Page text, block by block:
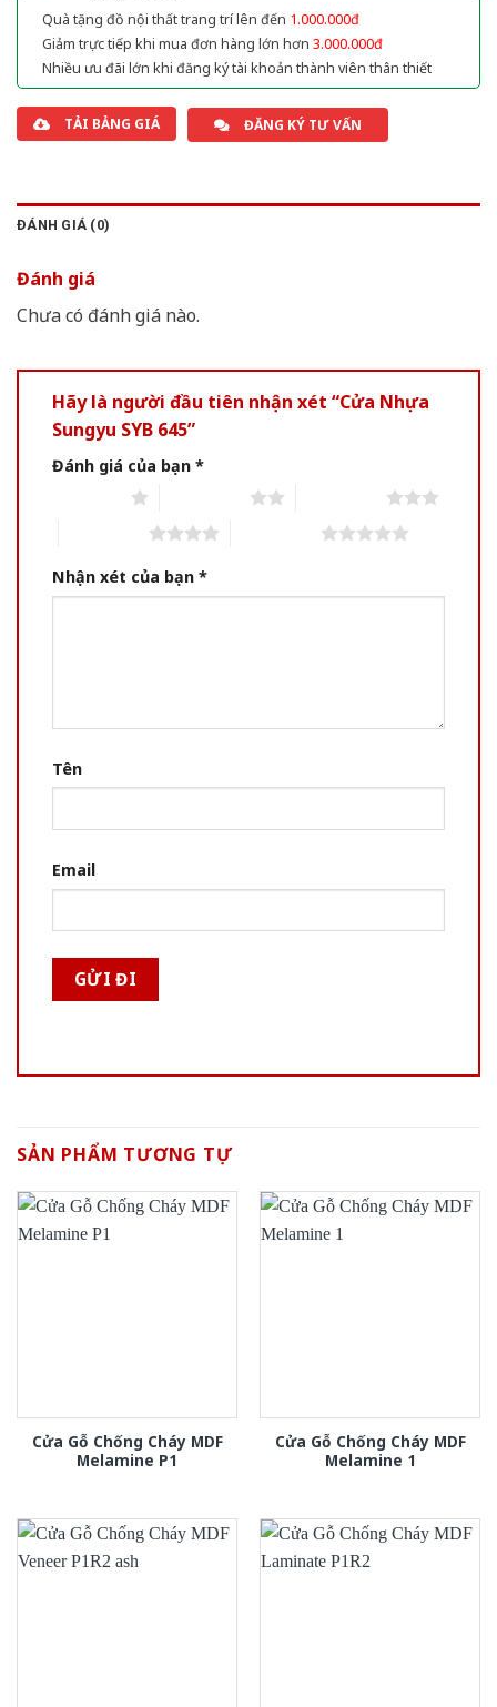
Quà tặng đồ nội thất trang trí lên đến 1.000.000đ
Giảm trực tiếp khi mua đơn hàng lớn hơn 3.000.000đ
Nhiều ưu đãi lớn khi đăng ký tài khoản thành viên thân thiết
TẢI BẢNG GIÁ ĐĂNG KÝ TƯ VẤN
ĐÁNH GIÁ (0)
Đánh giá
Chưa có đánh giá nào.
Hãy là người đầu tiên nhận xét “Cửa Nhựa
Sungyu SYB 645”
Đánh giá của bạn *
Nhận xét của bạn *
Tên
Email
SẢN PHẨM TƯƠNG TỰ
Cửa Gỗ Chống Cháy MDF
Melamine P1
Cửa Gỗ Chống Cháy MDF
Melamine 1